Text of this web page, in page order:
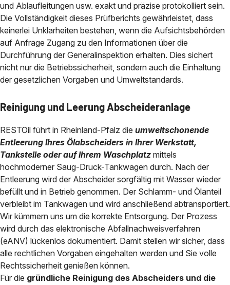
und Ablaufleitungen usw. exakt und präzise protokolliert sein.
Die Vollständigkeit dieses Prüfberichts gewährleistet, dass
keinerlei Unklarheiten bestehen, wenn die Aufsichtsbehörden
auf Anfrage Zugang zu den Informationen über die
Durchführung der Generalinspektion erhalten. Dies sichert
nicht nur die Betriebssicherheit, sondern auch die Einhaltung
der gesetzlichen Vorgaben und Umweltstandards.
Reinigung und Leerung Abscheideranlage
RESTOil führt in Rheinland-Pfalz die umweltschonende
Entleerung Ihres Ölabscheiders in Ihrer Werkstatt,
Tankstelle oder auf Ihrem Waschplatz mittels
hochmoderner Saug-Druck-Tankwagen durch. Nach der
Entleerung wird der Abscheider sorgfältig mit Wasser wieder
befüllt und in Betrieb genommen. Der Schlamm- und Ölanteil
verbleibt im Tankwagen und wird anschließend abtransportiert.
Wir kümmern uns um die korrekte Entsorgung. Der Prozess
wird durch das elektronische Abfallnachweisverfahren
(eANV) lückenlos dokumentiert. Damit stellen wir sicher, dass
alle rechtlichen Vorgaben eingehalten werden und Sie volle
Rechtssicherheit genießen können.
Für die gründliche Reinigung des Abscheiders und die